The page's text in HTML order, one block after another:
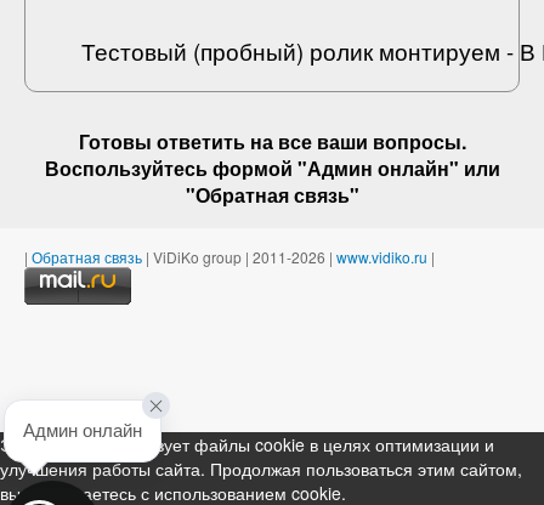
Тестовый (пробный) ролик монтируем -
Готовы ответить на все ваши вопросы.
Воспользуйтесь формой "Админ онлайн" или
"Обратная связь"
| Обратная связь | ViDiKo group | 2011-2026 | www.vidiko.ru |
Этот ресурс использует файлы cookie в целях оптимизации и
улучшения работы сайта. Продолжая пользоваться этим сайтом,
вы соглашаетесь с использованием cookie.
Админ онлайн